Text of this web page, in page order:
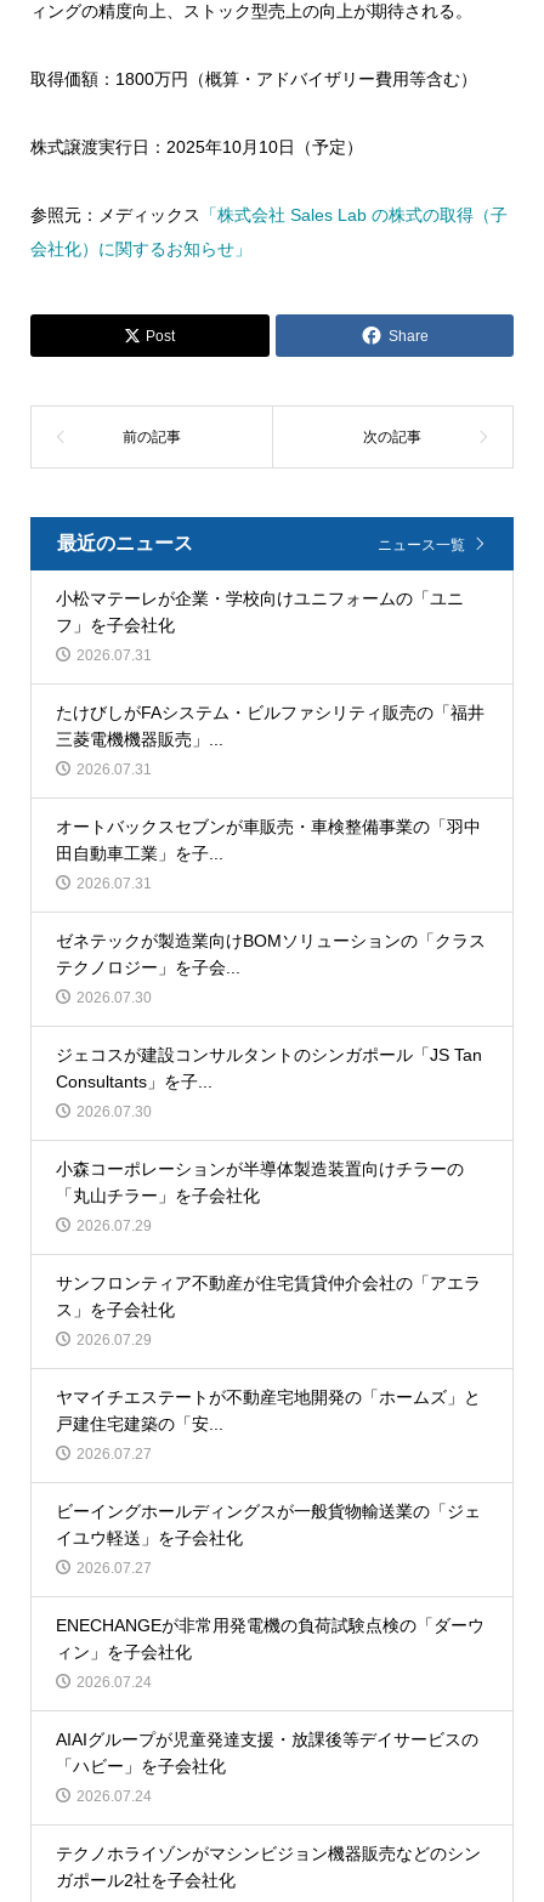
ィングの精度向上、ストック型売上の向上が期待される。
取得価額：1800万円（概算・アドバイザリー費用等含む）
株式譲渡実行日：2025年10月10日（予定）
参照元：メディックス
「株式会社 Sales Lab の株式の取得（子
会社化）に関するお知らせ」
Post Share
最近のニュース ニュース一覧
小松マテーレが企業・学校向けユニフォームの「ユニ
フ」を子会社化
2026.07.31
たけびしがFAシステム・ビルファシリティ販売の「福井
三菱電機機器販売」...
2026.07.31
オートバックスセブンが車販売・車検整備事業の「羽中
田自動車工業」を子...
2026.07.31
ゼネテックが製造業向けBOMソリューションの「クラス
テクノロジー」を子会...
2026.07.30
ジェコスが建設コンサルタントのシンガポール「JS Tan
Consultants」を子...
2026.07.30
小森コーポレーションが半導体製造装置向けチラーの
「丸山チラー」を子会社化
2026.07.29
サンフロンティア不動産が住宅賃貸仲介会社の「アエラ
ス」を子会社化
2026.07.29
ヤマイチエステートが不動産宅地開発の「ホームズ」と
戸建住宅建築の「安...
2026.07.27
ビーイングホールディングスが一般貨物輸送業の「ジェ
イユウ軽送」を子会社化
2026.07.27
ENECHANGEが非常用発電機の負荷試験点検の「ダーウ
ィン」を子会社化
2026.07.24
AIAIグループが児童発達支援・放課後等デイサービスの
「ハビー」を子会社化
2026.07.24
テクノホライゾンがマシンビジョン機器販売などのシン
ガポール2社を子会社化